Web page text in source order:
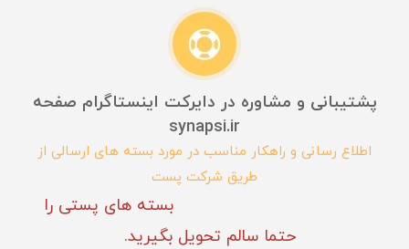
پشتیبانی و مشاوره در دایرکت اینستاگرام صفحه
synapsi.ir
اطلاع رسانی و راهکار مناسب در مورد بسته های ارسالی از
طریق شرکت پست
بسته های پستی را
حتما سالم تحویل بگیرید.